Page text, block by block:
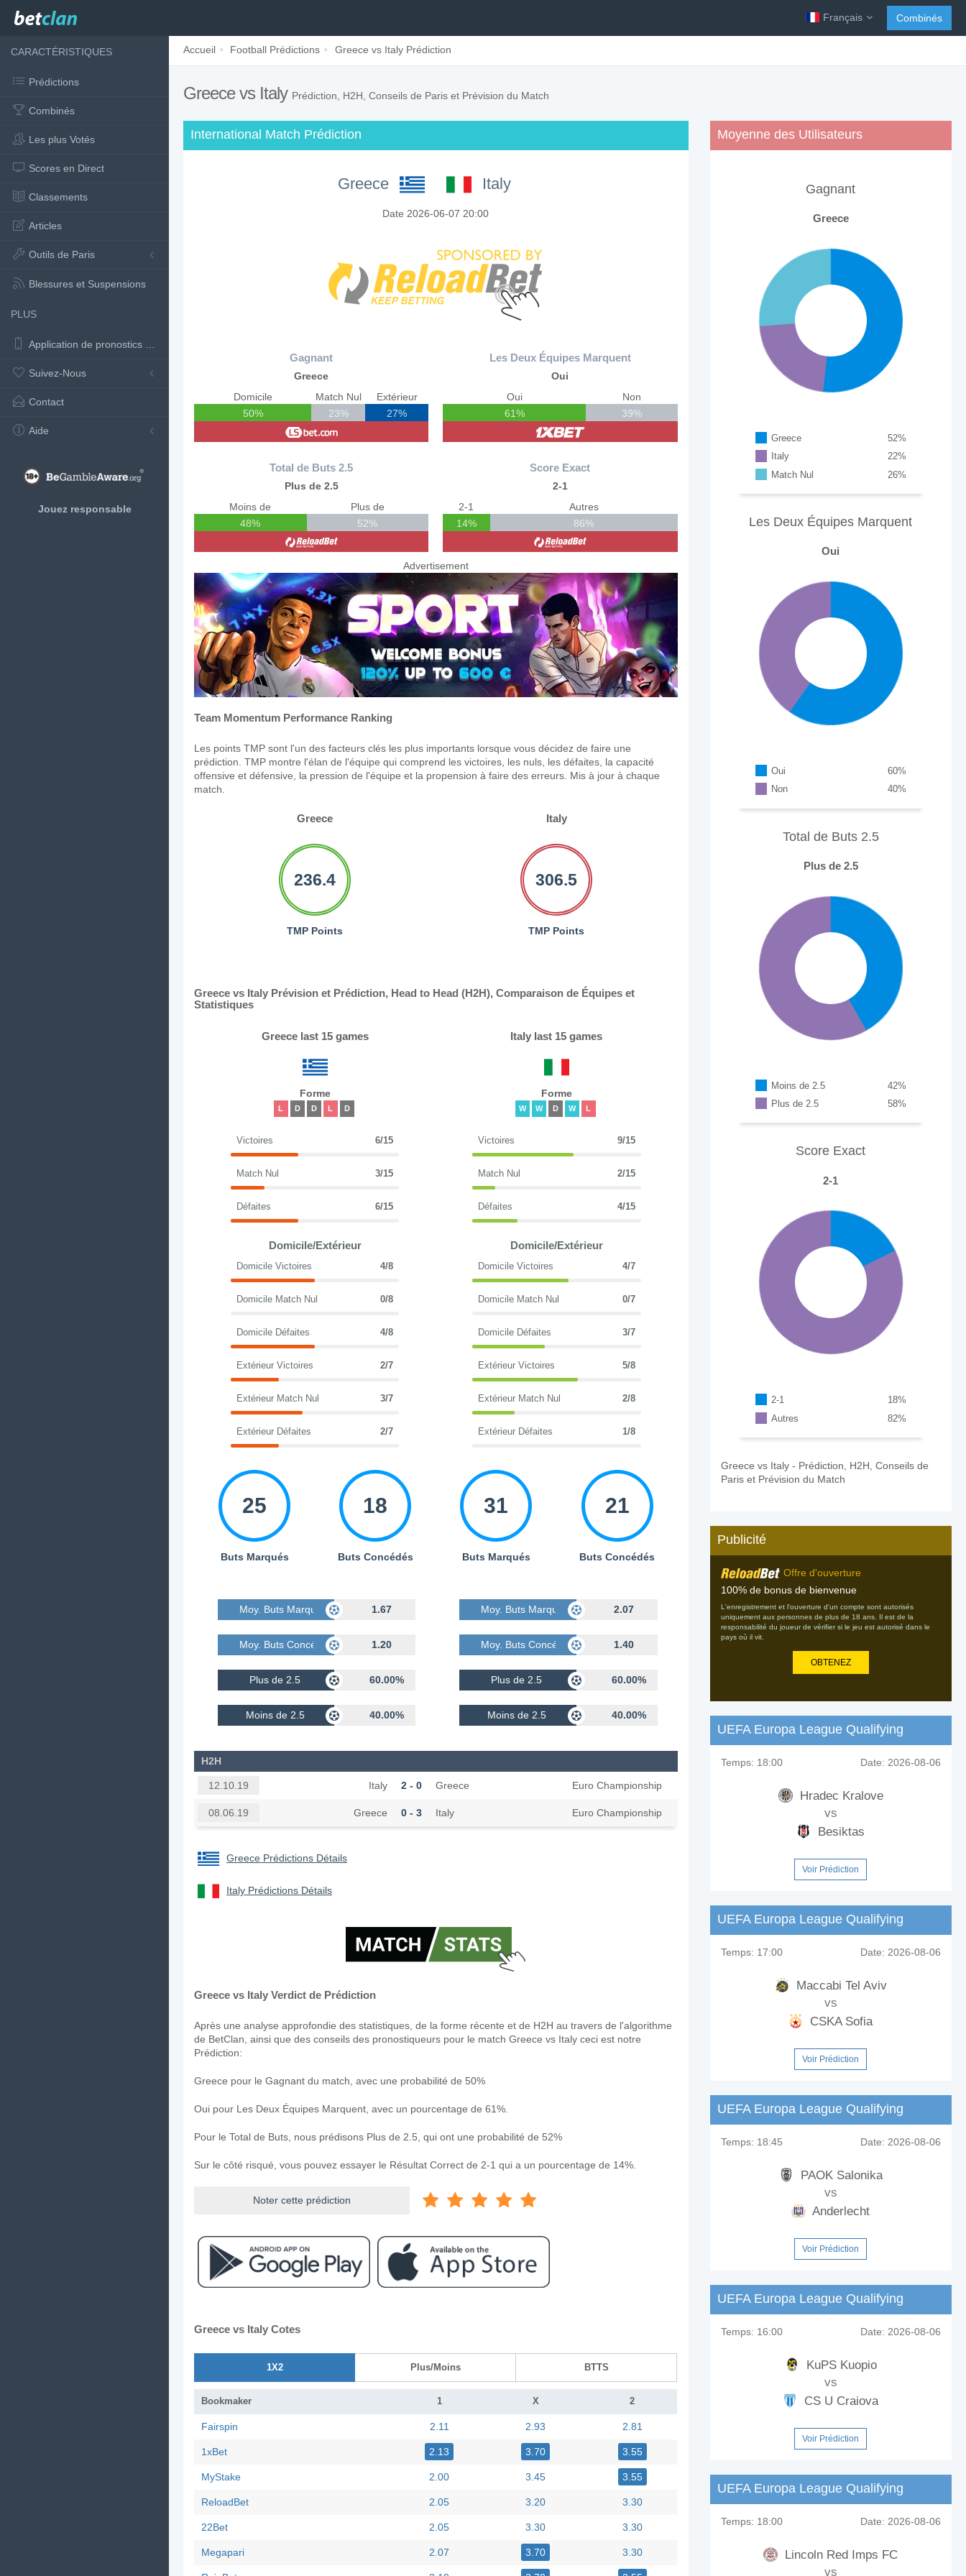
Français Combinés
CARACTÉRISTIQUES
Prédictions
Combinés
Les plus Votés
Scores en Direct
Classements
Articles
Outils de Paris
Blessures et Suspensions
PLUS
Application de pronostics de football
Suivez-Nous
Contact
Aide
Jouez responsable
Accueil Football Prédictions Greece vs Italy Prédiction
Greece vs Italy Prédiction, H2H, Conseils de Paris et Prévision du Match
International Match Prédiction
Greece Italy
Date 2026-06-07 20:00
Gagnant
Greece
Domicile
50%
Match Nul
23%
Extérieur
27%
Total de Buts 2.5
Plus de 2.5
Moins de
48%
Plus de
52%
Les Deux Équipes Marquent
Oui
Oui
61%
Non
39%
Score Exact
2-1
2-1
14%
Autres
86%
Advertisement
Team Momentum Performance Ranking
Les points TMP sont l'un des facteurs clés les plus importants lorsque vous décidez de faire une
prédiction. TMP montre l'élan de l'équipe qui comprend les victoires, les nuls, les défaites, la capacité
offensive et défensive, la pression de l'équipe et la propension à faire des erreurs. Mis à jour à chaque
match.
Greece Italy
236.4
TMP Points
306.5
TMP Points
Greece vs Italy Prévision et Prédiction, Head to Head (H2H), Comparaison de Équipes et
Statistiques
Greece last 15 games
Forme
L D D L D
Victoires 6/15
Match Nul 3/15
Défaites 6/15
Domicile/Extérieur
Domicile Victoires 4/8
Domicile Match Nul 0/8
Domicile Défaites 4/8
Extérieur Victoires 2/7
Extérieur Match Nul 3/7
Extérieur Défaites 2/7
25
Buts Marqués
18
Buts Concédés
Moy. Buts Marqués 1.67
Moy. Buts Concédés 1.20
Plus de 2.5 60.00%
Moins de 2.5 40.00%
Italy last 15 games
Forme
W W D W L
Victoires 9/15
Match Nul 2/15
Défaites 4/15
Domicile/Extérieur
Domicile Victoires 4/7
Domicile Match Nul 0/7
Domicile Défaites 3/7
Extérieur Victoires 5/8
Extérieur Match Nul 2/8
Extérieur Défaites 1/8
31
Buts Marqués
21
Buts Concédés
Moy. Buts Marqués 2.07
Moy. Buts Concédés 1.40
Plus de 2.5 60.00%
Moins de 2.5 40.00%
H2H
12.10.19 Italy 2 - 0 Greece Euro Championship
08.06.19 Greece 0 - 3 Italy Euro Championship
Greece Prédictions Détails
Italy Prédictions Détails
Greece vs Italy Verdict de Prédiction
Après une analyse approfondie des statistiques, de la forme récente et de H2H au travers de l'algorithme
de BetClan, ainsi que des conseils des pronostiqueurs pour le match Greece vs Italy ceci est notre
Prédiction:
Greece pour le Gagnant du match, avec une probabilité de 50%
Oui pour Les Deux Équipes Marquent, avec un pourcentage de 61%.
Pour le Total de Buts, nous prédisons Plus de 2.5, qui ont une probabilité de 52%
Sur le côté risqué, vous pouvez essayer le Résultat Correct de 2-1 qui a un pourcentage de 14%.
Noter cette prédiction
Greece vs Italy Cotes
1X2 Plus/Moins BTTS
Bookmaker 1 X 2
Fairspin 2.11 2.93 2.81
1xBet 2.13 3.70 3.55
MyStake 2.00 3.45 3.55
ReloadBet 2.05 3.20 3.30
22Bet 2.05 3.30 3.30
Megapari 2.07 3.70 3.30
Moyenne des Utilisateurs
Gagnant
Greece
Greece %
52
Italy
%
22
Match Nul
%
26
Les Deux Équipes Marquent
Oui
Oui %
60
Non
%
40
Total de Buts 2.5
Plus de 2.5
Moins de 2.5 %
42
Plus de 2.5
%
58
Score Exact
2-1
2-1 %
18
Autres
%
82
Greece vs Italy - Prédiction, H2H, Conseils de
Paris et Prévision du Match
Publicité
Offre d'ouverture
100% de bonus de bienvenue
L'enregistrement et l'ouverture d'un compte sont autorisés
uniquement aux personnes de plus de 18 ans. Il est de la
responsabilité du joueur de vérifier si le jeu est autorisé dans le
pays où il vit.
OBTENEZ
UEFA Europa League Qualifying
Temps: 18:00 Date: 2026-08-06
Hradec Kralove
vs
Besiktas
Voir Prédiction
UEFA Europa League Qualifying
Temps: 17:00 Date: 2026-08-06
Maccabi Tel Aviv
vs
CSKA Sofia
Voir Prédiction
UEFA Europa League Qualifying
Temps: 18:45 Date: 2026-08-06
PAOK Salonika
vs
Anderlecht
Voir Prédiction
UEFA Europa League Qualifying
Temps: 16:00 Date: 2026-08-06
KuPS Kuopio
vs
CS U Craiova
Voir Prédiction
UEFA Europa League Qualifying
Temps: 18:00 Date: 2026-08-06
Lincoln Red Imps FC
vs